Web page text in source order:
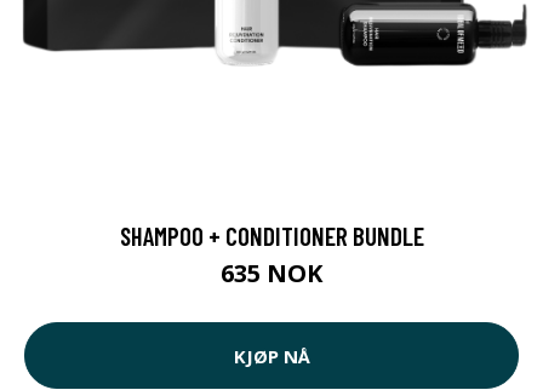
SHAMPOO + CONDITIONER BUNDLE
635 NOK
KJØP NÅ